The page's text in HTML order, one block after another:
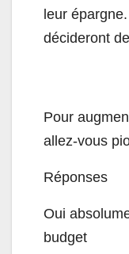
leur
décideront
Pour
allez-vous
Réponses
Oui
budget